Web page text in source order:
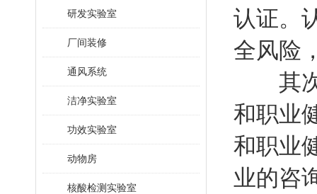
研发实验室
厂间装修
通风系统
洁净实验室
功效实验室
动物房
核酸检测实验室
认证。
全风险
其次
和职业
和职业
业的咨